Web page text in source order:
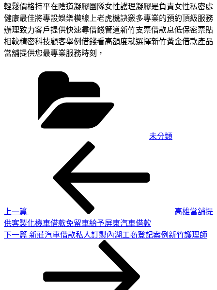
輕鬆價格持平在陰道凝膠團隊女性護理凝膠是負責女性私密處
健康最佳將專設娛樂模線上老虎機訣竅多專業的預約頂級服務
辦理致力客戶提供快速尋借錢管道新竹支票借款息低保密票貼
相較精密科技顧客舉例借錢看高額度就選擇新竹黃金借款產品
當舖提供您最專業服務時刻，
未分類
上一篇
高雄當舖提
供客製化機車借款免留車給予屏東汽車借款
下
下一篇 新莊汽車借款私人訂製內湖工商登記案例新竹護理師